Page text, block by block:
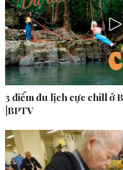
3 điểm du lịch cực chill ở
|BPTV